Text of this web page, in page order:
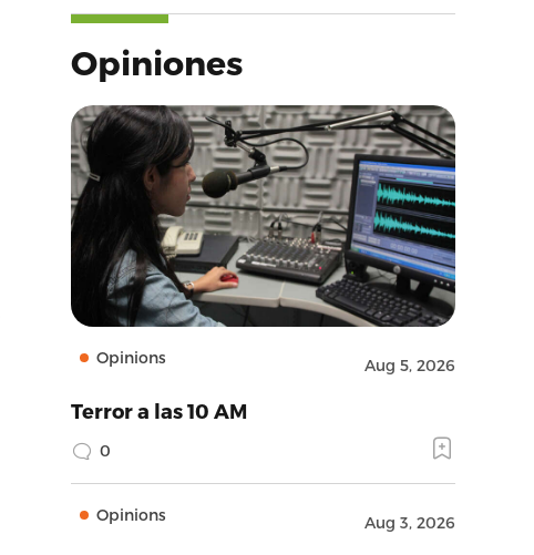
Opiniones
Opinions Aug 5, 2026
Terror a las 10 AM
0
Opinions Aug 3, 2026